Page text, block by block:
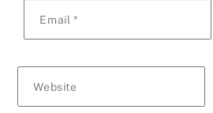
Email *
Website